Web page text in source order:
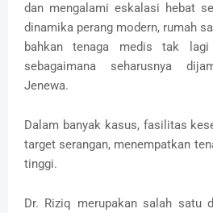
dan mengalami eskalasi hebat
dinamika perang modern, rumah
bahkan tenaga medis tak
sebagaimana seharusnya
Jenewa.
Dalam banyak kasus, fasilitas
target serangan, menempatkan
tinggi.
Dr. Riziq merupakan salah satu